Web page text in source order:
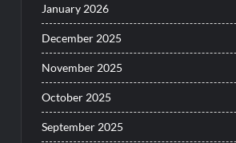
January 2026
December 2025
November 2025
October 2025
September 2025